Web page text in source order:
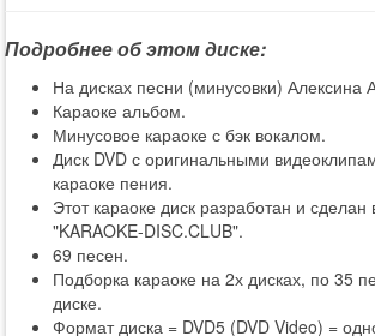
Подробнее об этом диске:
На дисках песни (минусовки) Алексина
Караоке альбом.
Минусовое караоке с бэк вокалом.
Диск DVD с оригинальными
караоке пения.
Этот караоке диск разработан и
"KARAOKE-DISC.CLUB".
69 песен.
Подборка караоке на 2х дисках, по 35
диске.
Формат диска = DVD5 (DVD Video) =